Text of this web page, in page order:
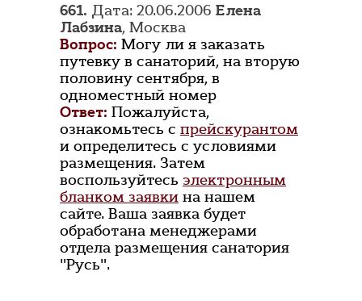
661. Дата: 20.06.2006 Елена
Лабзина, Москва
Вопрос: Могу ли я заказать
путевку в санаторий, на вторую
половину сентября, в
одноместный номер
Ответ: Пожалуйста,
ознакомьтесь с прейскурантом
и определитесь с условиями
размещения. Затем
воспользуйтесь электронным
бланком заявки на нашем
сайте. Ваша заявка будет
обработана менеджерами
отдела размещения санатория
"Русь".